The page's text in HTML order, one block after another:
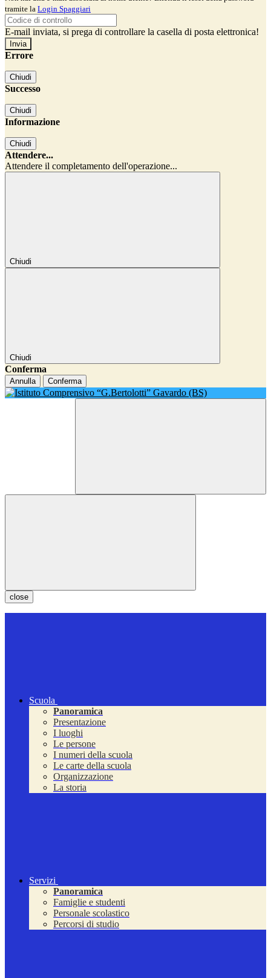
tramite la Login Spaggiari
E-mail inviata, si prega di controllare la casella di posta elettronica!
Errore
Chiudi
Successo
Chiudi
Informazione
Chiudi
Attendere...
Attendere il completamento dell'operazione...
Chiudi
Chiudi
Conferma
Annulla Conferma
close
Scuola
Panoramica
Presentazione
I luoghi
Le persone
I numeri della scuola
Le carte della scuola
Organizzazione
La storia
Servizi
Panoramica
Famiglie e studenti
Personale scolastico
Percorsi di studio